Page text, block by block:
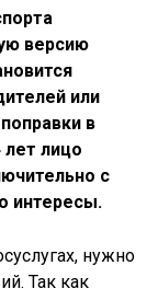
версию
или
в
лет лицо
с
интересы.
нужно
Так как